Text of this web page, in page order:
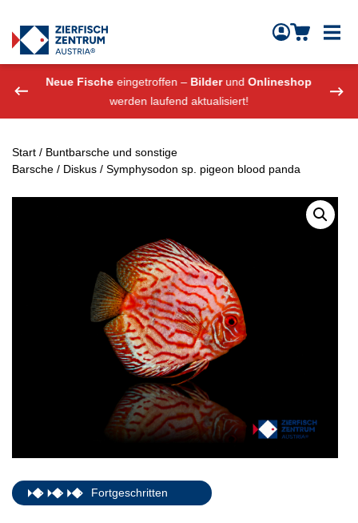
Zierfisch Aquarium Austria
Neue Fische eingetroffen – BilderundOnlineshop
werden laufend aktualisiert!
Start / Buntbarsche und sonstige
Barsche / Diskus / Symphysodon sp. pigeon blood panda
Fortgeschritten